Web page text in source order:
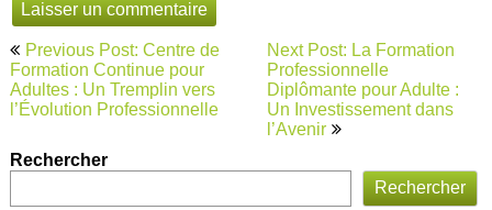
Navigation
de
l’article
Previous Post: Centre de
Formation Continue pour
Adultes : Un Tremplin vers
l’Évolution Professionnelle
Next Post: La Formation
Professionnelle
Diplômante pour Adulte :
Un Investissement dans
l’Avenir
Rechercher
Rechercher